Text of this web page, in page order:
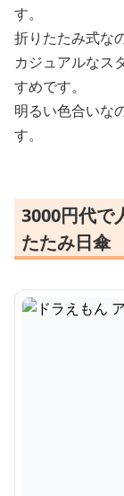
す。
折りたたみ式な
カジュアルなス
すめです。
明るい色合いな
す。
3000円代で
たたみ日傘